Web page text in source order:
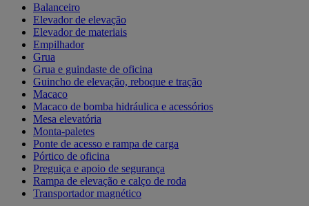
Balanceiro
Elevador de elevação
Elevador de materiais
Empilhador
Grua
Grua e guindaste de oficina
Guincho de elevação, reboque e tração
Macaco
Macaco de bomba hidráulica e acessórios
Mesa elevatória
Monta-paletes
Ponte de acesso e rampa de carga
Pórtico de oficina
Preguiça e apoio de segurança
Rampa de elevação e calço de roda
Transportador magnético